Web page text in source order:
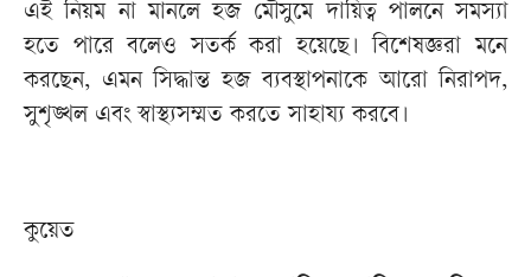
এই নিয়ম না মানলে হজ মৌসুমে দায়িত্ব পালনে সমস্যা
হতে পারে বলেও সতর্ক করা হয়েছে। বিশেষজ্ঞরা মনে
করছেন, এমন সিদ্ধান্ত হজ ব্যবস্থাপনাকে আরো নিরাপদ,
সুশৃঙ্খল এবং স্বাস্থ্যসম্মত করতে সাহায্য করবে।
কুয়েত